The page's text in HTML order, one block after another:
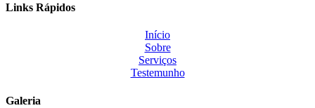
Links Rápidos
Início
Sobre
Serviços
Testemunho
Galeria